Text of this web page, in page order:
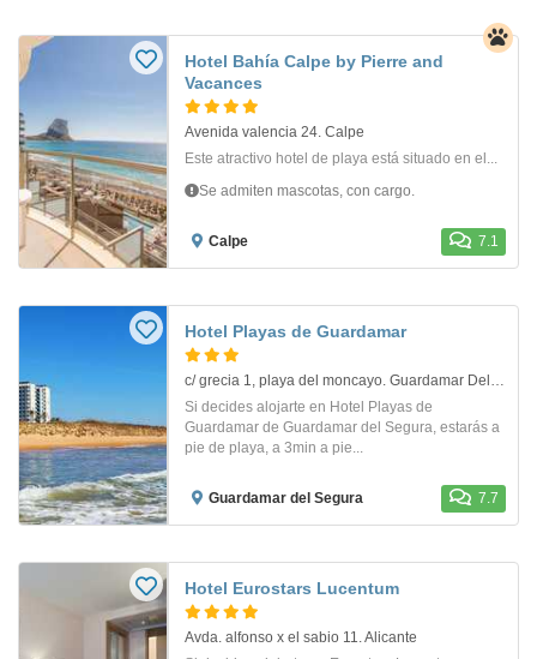
Hotel Bahía Calpe by Pierre and
Vacances
Avenida valencia 24. Calpe
Este atractivo hotel de playa está situado en el...
Se admiten mascotas, con cargo.
Calpe 7.1
Hotel Playas de Guardamar
Si decides alojarte en Hotel Playas de
Guardamar de Guardamar del Segura, estarás a
pie de playa, a 3min a pie...
Guardamar del Segura 7.7
Hotel Eurostars Lucentum
Avda. alfonso x el sabio 11. Alicante